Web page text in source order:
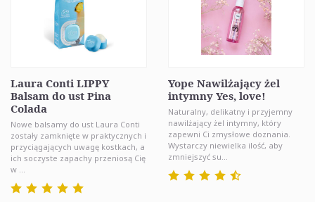
Laura Conti LIPPY
Balsam do ust Pina
Colada
Nowe balsamy do ust Laura Conti
zostały zamknięte w praktycznych i
przyciągających uwagę kostkach, a
ich soczyste zapachy przeniosą Cię
w ...
Yope Nawilżający żel
intymny Yes, love!
Naturalny, delikatny i przyjemny
nawilżający żel intymny, który
zapewni Ci zmysłowe doznania.
Wystarczy niewielka ilość, aby
zmniejszyć su...